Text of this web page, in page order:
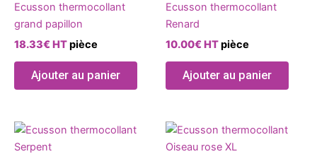
Ecusson thermocollant
grand papillon
18.33€HTpièce
Ajouter au panier
Ecusson thermocollant
Renard
10.00€HTpièce
Ajouter au panier